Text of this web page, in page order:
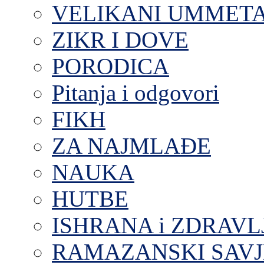
VELIKANI
ZIKR I DOVE
PORODICA
Pitanja i odgovori
FIKH
ZA NAJMLAĐE
NAUKA
HUTBE
ISHRANA i
RAMAZANSKI